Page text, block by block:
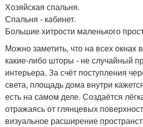
Хозяйская спальня.
Спальня - кабинет.
Большие хитрости маленького
Можно заметить, что на всех окнах
какие-либо шторы - не случайный
интерьера. За счёт поступления
света, площадь дома внутри
есть на самом деле. Создаётся
отражаясь от глянцевых
визуальное расширение